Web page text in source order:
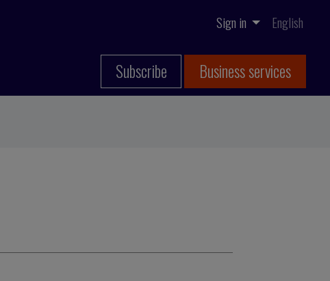
Sign in English
Subscribe Business services